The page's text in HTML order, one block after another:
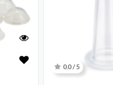
0.0 / 5